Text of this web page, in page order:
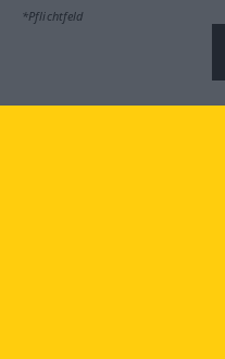
*Pflichtfeld